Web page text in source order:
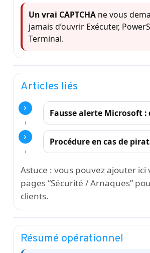
Un vrai CAPTCHA ne vous
jamais d’ouvrir Exécuter,
Terminal.
Articles liés
Fausse alerte Microsoft :
Procédure en cas de
Astuce : vous pouvez ajouter ici
pages “Sécurité / Arnaques”
clients.
Résumé opérationnel